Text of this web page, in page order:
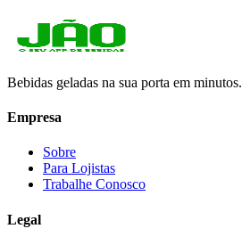
Bebidas geladas na sua porta em minutos.
Empresa
Sobre
Para Lojistas
Trabalhe Conosco
Legal